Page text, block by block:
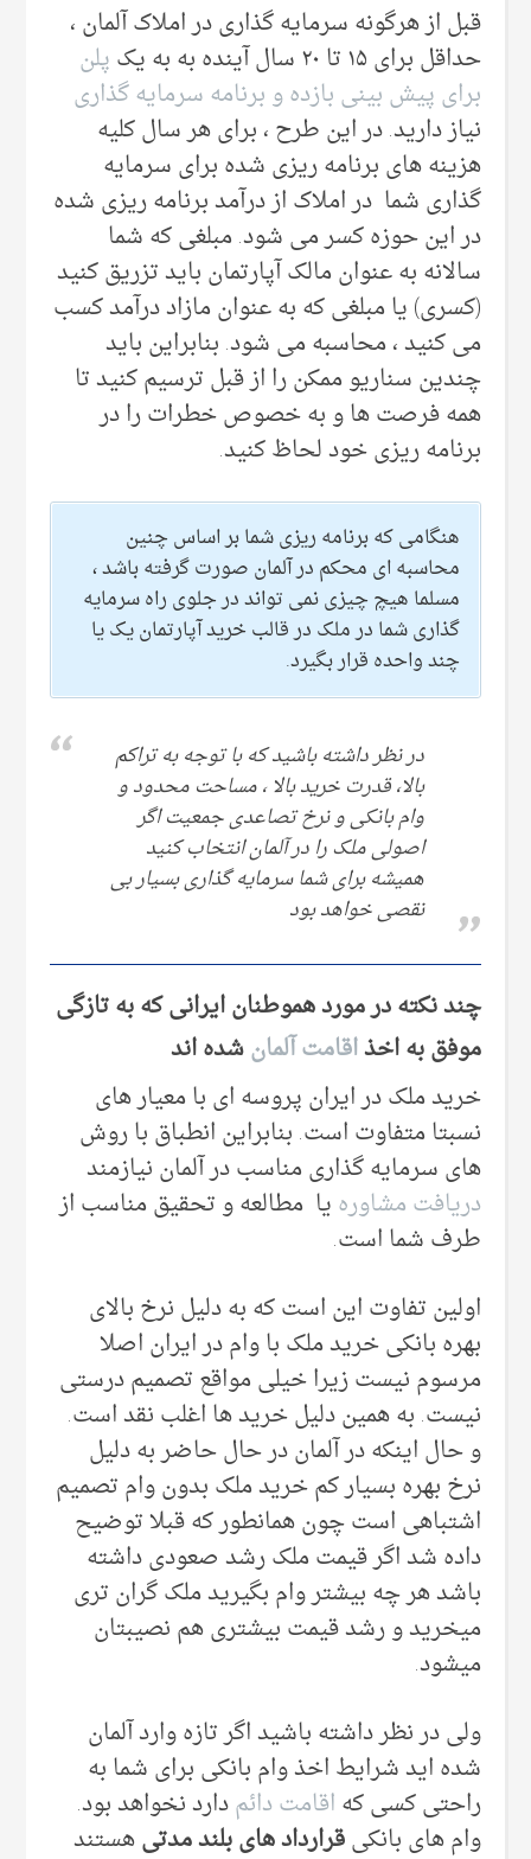
قبل از هرگونه سرمایه گذاری در املاک آلمان ،
حداقل برای ۱۵ تا ۲۰ سال آینده به به یک
پلن
برای پیش بینی بازده و برنامه سرمایه گذاری
نیاز دارید. در این طرح ، برای هر سال کلیه
هزینه های برنامه ریزی شده برای سرمایه
گذاری شما در املاک از درآمد برنامه ریزی شده
در این حوزه کسر می شود. مبلغی که شما
سالانه به عنوان مالک آپارتمان باید تزریق کنید
(کسری) یا مبلغی که به عنوان مازاد درآمد کسب
می کنید ، محاسبه می شود. بنابراین باید
چندین سناریو ممکن را از قبل ترسیم کنید تا
همه فرصت ها و به خصوص خطرات را در
برنامه ریزی خود لحاظ کنید.
هنگامی که برنامه ریزی شما بر اساس چنین
محاسبه ای محکم در آلمان صورت گرفته باشد ،
مسلما هیچ چیزی نمی تواند در جلوی راه سرمایه
گذاری شما در ملک در قالب خرید آپارتمان یک یا
چند واحده قرار بگیرد.
در نظر داشته باشید که با توجه به تراکم
بالا، قدرت خرید بالا ، مساحت محدود و
وام بانکی و نرخ تصاعدی جمعیت اگر
اصولی ملک را در آلمان انتخاب کنید
همیشه برای شما سرمایه گذاری بسیار بی
نقصی خواهد بود
چند نکته در مورد هموطنان ایرانی که به تازگی
موفق به اخذاقامت آلمانشده اند
خرید ملک در ایران پروسه ای با معیار های
نسبتا متفاوت است. بنابراین انطباق با روش
های سرمایه گذاری مناسب در آلمان نیازمند
دریافت مشاورهیا مطالعه و تحقیق مناسب از
طرف شما است.
اولین تفاوت این است که به دلیل نرخ بالای
بهره بانکی خرید ملک با وام در ایران اصلا
مرسوم نیست زیرا خیلی مواقع تصمیم درستی
نیست. به همین دلیل خرید ها اغلب نقد است.
و حال اینکه در آلمان در حال حاضر به دلیل
نرخ بهره بسیار کم خرید ملک بدون وام تصمیم
اشتباهی است چون همانطور که قبلا توضیح
داده شد اگر قیمت ملک رشد صعودی داشته
باشد هر چه بیشتر وام بگیرید ملک گران تری
میخرید و رشد قیمت بیشتری هم نصیبتان
میشود.
ولی در نظر داشته باشید اگر تازه وارد آلمان
شده اید شرایط اخذ وام بانکی برای شما به
راحتی کسی کهاقامت دائمدارد نخواهد بود.
وام های بانکیقرارداد های بلند مدتیهستند